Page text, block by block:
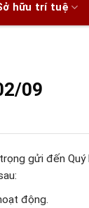
hữu trí tuệ
09
gửi đến Quý
động.